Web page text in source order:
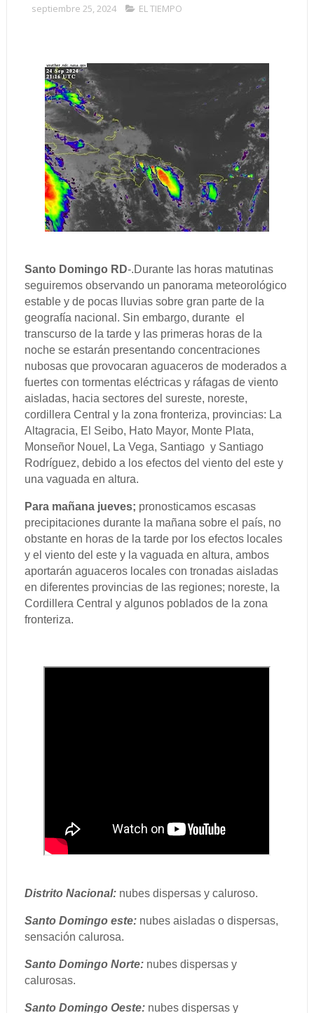
septiembre 25, 2024 EL TIEMPO
Santo Domingo RD-.Durante las horas matutinas
seguiremos observando un panorama meteorológico
estable y de pocas lluvias sobre gran parte de la
geografía nacional. Sin embargo, durante el
transcurso de la tarde y las primeras horas de la
noche se estarán presentando concentraciones
nubosas que provocaran aguaceros de moderados a
fuertes con tormentas eléctricas y ráfagas de viento
aisladas, hacia sectores del sureste, noreste,
cordillera Central y la zona fronteriza, provincias: La
Altagracia, El Seibo, Hato Mayor, Monte Plata,
Monseñor Nouel, La Vega, Santiago y Santiago
Rodríguez, debido a los efectos del viento del este y
una vaguada en altura.
Para mañana jueves; pronosticamos escasas
precipitaciones durante la mañana sobre el país, no
obstante en horas de la tarde por los efectos locales
y el viento del este y la vaguada en altura, ambos
aportarán aguaceros locales con tronadas aisladas
en diferentes provincias de las regiones; noreste, la
Cordillera Central y algunos poblados de la zona
fronteriza.
Distrito Nacional:nubes dispersas y caluroso.
Santo Domingo este:nubes aisladas o dispersas,
sensación calurosa.
Santo Domingo Norte:nubes dispersas y
calurosas.
Santo Domingo Oeste: nubes dispersas y